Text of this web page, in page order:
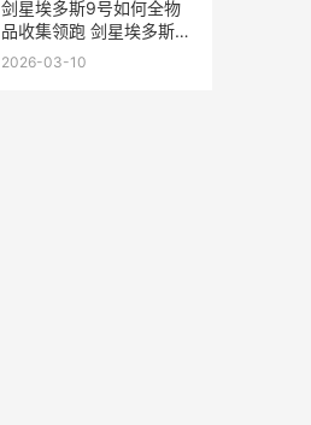
剑星埃多斯9号如何全物
品收集领跑 剑星埃多斯9
号全收集
2026-03-10